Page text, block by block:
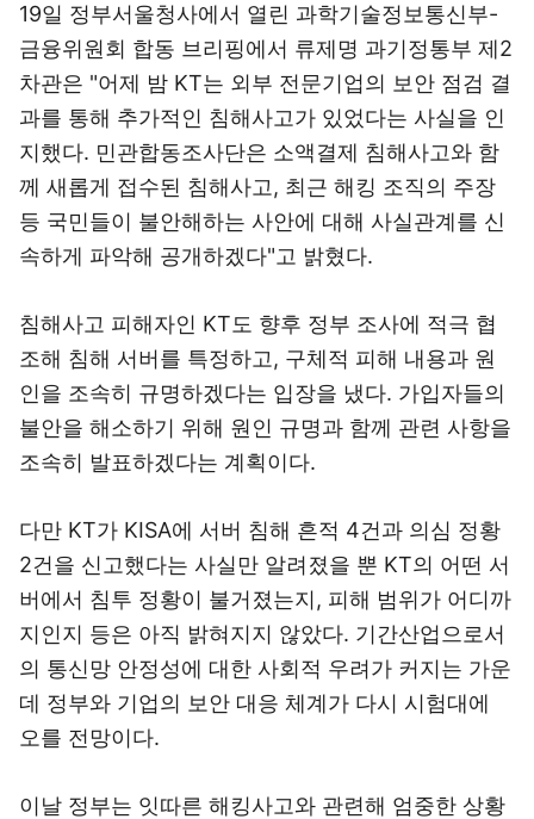
19일 정부서울청사에서 열린 과학기술정보통신부-
금융위원회 합동 브리핑에서 류제명 과기정통부 제2
차관은 "어제 밤 KT는 외부 전문기업의 보안 점검 결
과를 통해 추가적인 침해사고가 있었다는 사실을 인
지했다. 민관합동조사단은 소액결제 침해사고와 함
께 새롭게 접수된 침해사고, 최근 해킹 조직의 주장
등 국민들이 불안해하는 사안에 대해 사실관계를 신
속하게 파악해 공개하겠다"고 밝혔다.
침해사고 피해자인 KT도 향후 정부 조사에 적극 협
조해 침해 서버를 특정하고, 구체적 피해 내용과 원
인을 조속히 규명하겠다는 입장을 냈다. 가입자들의
불안을 해소하기 위해 원인 규명과 함께 관련 사항을
조속히 발표하겠다는 계획이다.
다만 KT가 KISA에 서버 침해 흔적 4건과 의심 정황
2건을 신고했다는 사실만 알려졌을 뿐 KT의 어떤 서
버에서 침투 정황이 불거졌는지, 피해 범위가 어디까
지인지 등은 아직 밝혀지지 않았다. 기간산업으로서
의 통신망 안정성에 대한 사회적 우려가 커지는 가운
데 정부와 기업의 보안 대응 체계가 다시 시험대에
오를 전망이다.
이날 정부는 잇따른 해킹사고와 관련해 엄중한 상황